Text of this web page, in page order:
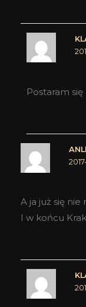
Postaram
A ja już się
I w końcu